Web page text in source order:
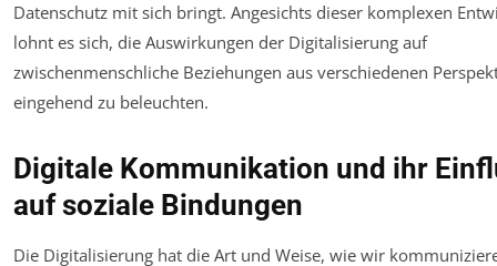
Datenschutz mit sich bringt. Angesichts dieser komplexen
lohnt es sich, die Auswirkungen der Digitalisierung auf
zwischenmenschliche Beziehungen aus verschiedenen
eingehend zu beleuchten.
Digitale Kommunikation und ihr
auf soziale Bindungen
Die Digitalisierung hat die Art und Weise, wie wir